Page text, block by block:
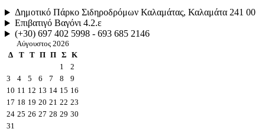
Δημοτικό Πάρκο Σιδηροδρόμων Καλαμάτας, Καλαμάτα 241 00
Επιβατιγό Βαγόνι 4.2.ε
(+30) 697 402 5998 - 693 685 2146
Αύγουστος 2026
Δ
Τ Τ Π Π Σ Κ
1
2
3
4 5 6 7 8
9
10 11 12 13 14 15 16
17 18 19 20 21 22 23
24 25 26 27 28 29 30
31